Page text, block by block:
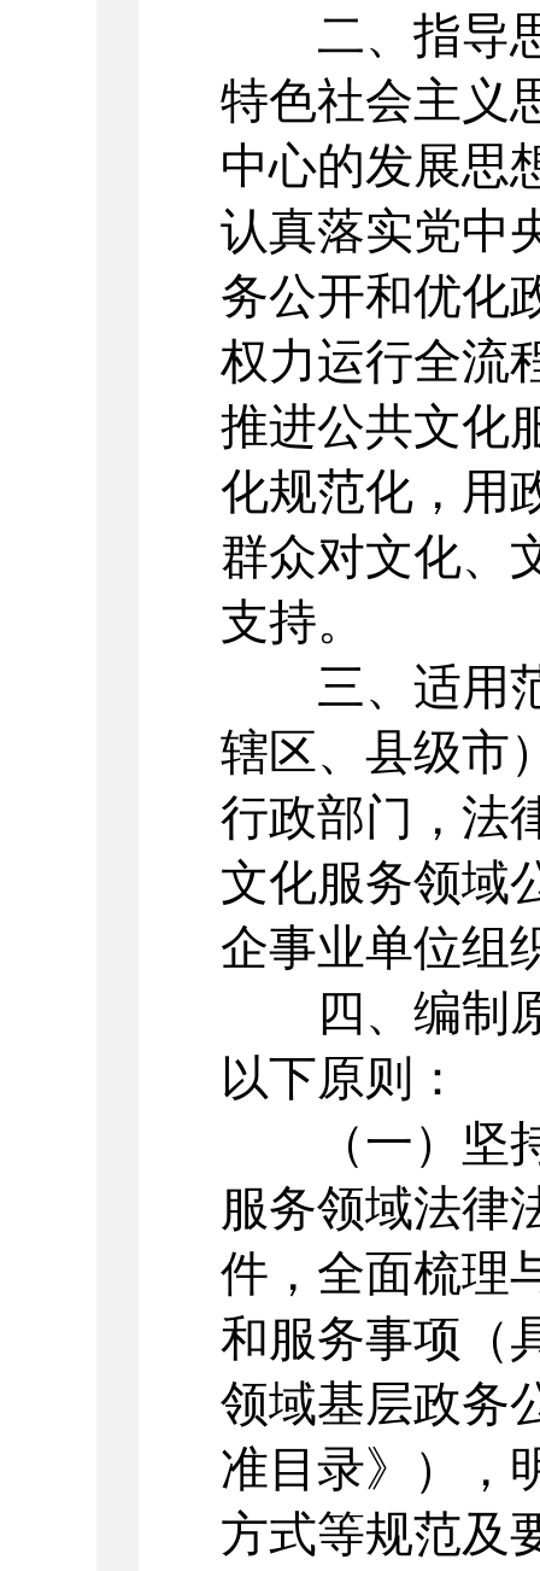
二、指导思
特色社会主义
中心的发展思
认真落实党中
务公开和优化
权力运行全流
推进公共文化
化规范化，用
群众对文化、
支持。
三、适用范
辖区、县级市
行政部门，法
文化服务领域
企事业单位组
四、编制原
以下原则：
（一）坚持
服务领域法律
件，全面梳理
和服务事项（
领域基层政务
准目录》），
方式等规范及